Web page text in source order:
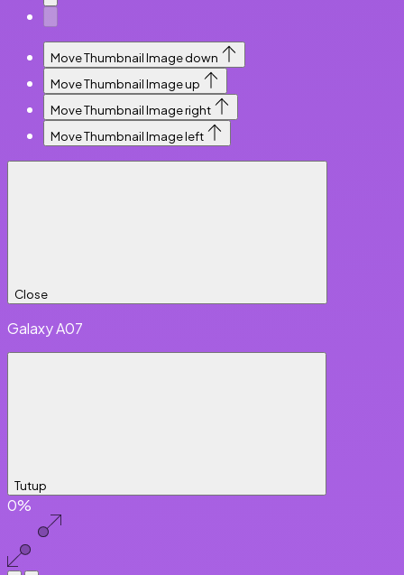
Move Thumbnail Image down
Move Thumbnail Image up
Move Thumbnail Image right
Move Thumbnail Image left
Close
Galaxy A07
Tutup
0%